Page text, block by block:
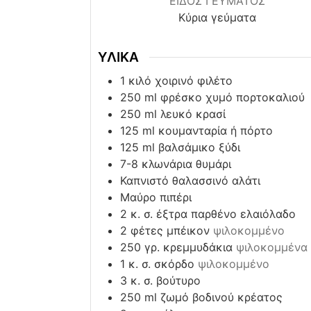
Κύρια γεύματα
ΥΛΙΚΑ
1 κιλό χοιρινό φιλέτο
250 ml φρέσκο χυμό πορτοκαλιού
250 ml λευκό κρασί
125 ml κουμανταρία ή πόρτο
125 ml βαλσάμικο ξύδι
7-8 κλωνάρια θυμάρι
Καπνιστό θαλασσινό αλάτι
Μαύρο πιπέρι
2 κ. σ. έξτρα παρθένο ελαιόλαδο
2 φέτες μπέικον ψιλοκομμένο
250 γρ. κρεμμυδάκια ψιλοκομμένα
1 κ. σ. σκόρδο ψιλοκομμένο
3 κ. σ. βούτυρο
250 ml ζωμό βοδινού κρέατος